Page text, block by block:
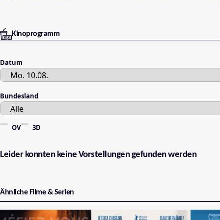
Kinoprogramm
Datum
Bundesland
OV 3D
Leider konnten keine Vorstellungen gefunden werden
Ähnliche Filme & Serien